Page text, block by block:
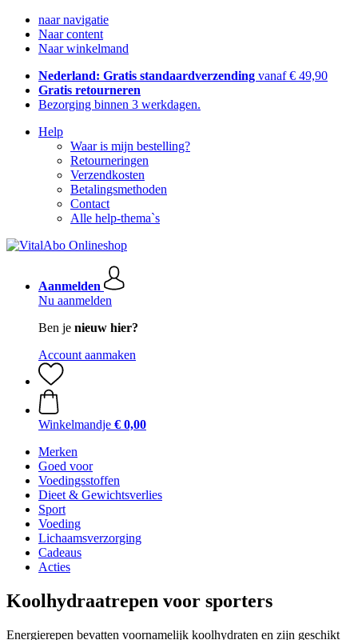
naar navigatie
Naar content
Naar winkelmand
Nederland: Gratis standaardverzending vanaf € 49,90
Gratis retourneren
Bezorging binnen 3 werkdagen.
Help
Waar is mijn bestelling?
Retourneringen
Verzendkosten
Betalingsmethoden
Contact
Alle help-thema`s
Aanmelden
Nu aanmelden
Ben je nieuw hier?
Account aanmaken
Winkelmandje € 0,00
Merken
Goed voor
Voedingsstoffen
Dieet & Gewichtsverlies
Sport
Voeding
Lichaamsverzorging
Cadeaus
Acties
Koolhydraatrepen voor sporters
Energierepen bevatten voornamelijk koolhydraten en zijn geschikt